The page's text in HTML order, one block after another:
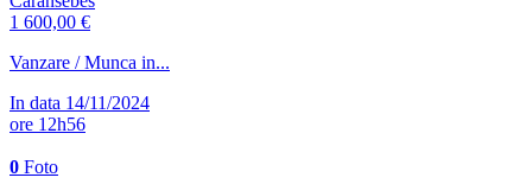
1 600,00 €
Vanzare / Munca in...
In data 14/11/2024
ore 12h56
0 Foto